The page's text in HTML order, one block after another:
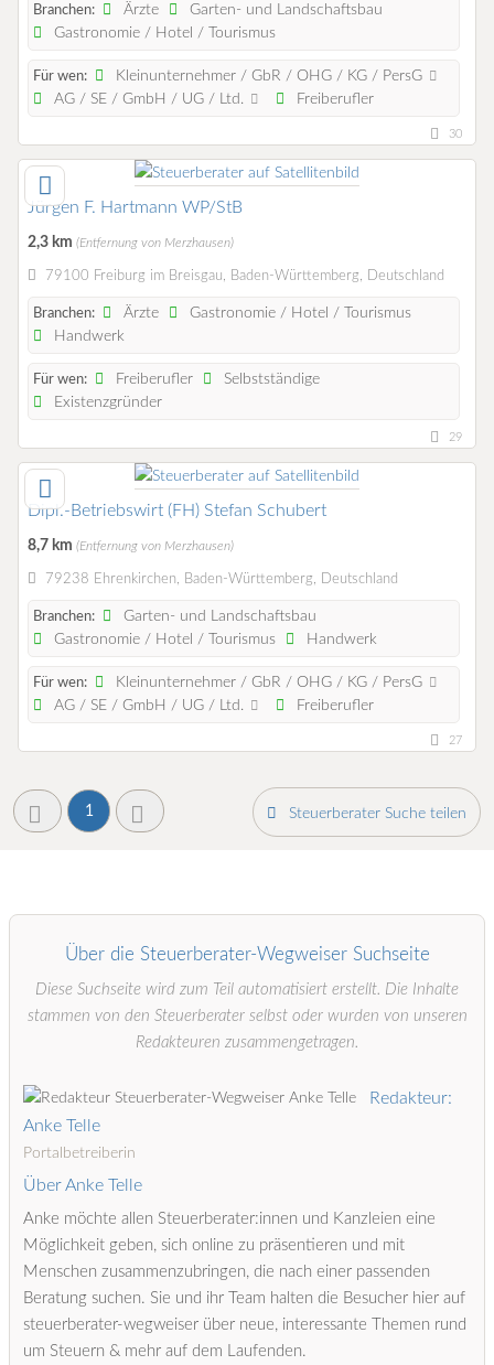
Branchen: Ärzte
Garten- und Landschaftsbau
Gastronomie / Hotel / Tourismus
Für wen:
Kleinunternehmer / GbR / OHG / KG / PersG
AG / SE / GmbH / UG / Ltd.
Freiberufler
30
Jürgen F. Hartmann WP/StB
2,3 km (Entfernung von Merzhausen)
79100 Freiburg im Breisgau, Baden-Württemberg, Deutschland
Branchen: Ärzte
Gastronomie / Hotel / Tourismus
Handwerk
Für wen: Freiberufler
Selbstständige
Existenzgründer
29
Dipl.-Betriebswirt (FH) Stefan Schubert
8,7 km (Entfernung von Merzhausen)
79238 Ehrenkirchen, Baden-Württemberg, Deutschland
Branchen:
Garten- und Landschaftsbau
Gastronomie / Hotel / Tourismus
Handwerk
Für wen:
Kleinunternehmer / GbR / OHG / KG / PersG
AG / SE / GmbH / UG / Ltd.
Freiberufler
27
1 Steuerberater Suche teilen
Über die Steuerberater-Wegweiser Suchseite
Diese Suchseite wird zum Teil automatisiert erstellt. Die Inhalte
stammen von den Steuerberater selbst oder wurden von unseren
Redakteuren zusammengetragen.
Redakteur:
Anke Telle
Portalbetreiberin
Über Anke Telle
Anke möchte allen Steuerberater:innen und Kanzleien eine
Möglichkeit geben, sich online zu präsentieren und mit
Menschen zusammenzubringen, die nach einer passenden
Beratung suchen. Sie und ihr Team halten die Besucher hier auf
steuerberater-wegweiser über neue, interessante Themen rund
um Steuern & mehr auf dem Laufenden.